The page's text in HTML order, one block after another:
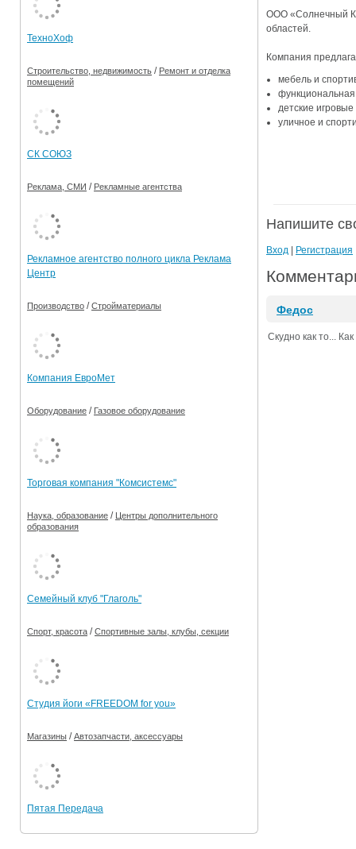
Ограничения движения транспорта на майские
ООО «Солнечный
областей.
Компания
мебель и
детские
уличное и
Напишите
Вход Регистрация
Федос
Скудно как то...
ТехноХоф
Строительство, недвижимость / Ремонт и отделка
помещений
СК СОЮЗ
Реклама, СМИ / Рекламные агентства
Рекламное агентство полного цикла Реклама
Центр
Производство /Стройматериалы
Компания ЕвроМет
Оборудование / Газовое оборудование
Торговая компания "Комсистемс"
Наука, образование / Центры дополнительного
образования
Семейный клуб "Глаголь"
Спорт, красота /Спортивные залы, клубы, секции
Студия йоги «FREEDOM for you»
Магазины /Автозапчасти, аксессуары
Пятая Передача